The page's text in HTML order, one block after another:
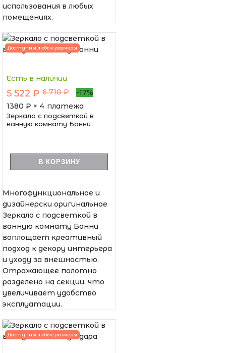
использования в любых
помещениях.
Доступны любые размеры
Есть в наличии
5 522 ₽ 6 710 ₽
-17%
1380 ₽ × 4 платежа
Зеркало с подсветкой в
ванную комнату Бонни
В КОРЗИНУ
Многофункциональное и
дизайнерски оригинальное
Зеркало с подсветкой в
ванную комнату Бонни
воплощает креативный
подход к декору интерьера
и уходу за внешностью.
Отражающее полотно
разделено на секции, что
увеличивает удобство
эксплуатации.
Доступны любые размеры